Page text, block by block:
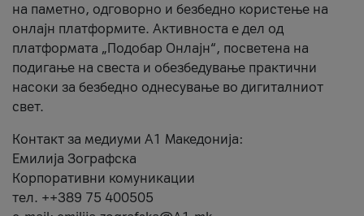
на паметно, одговорно и безбедно користење на
онлајн платформите. Активноста е дел од
платформата „Подобар Онлајн“, посветена на
подигање на свеста и обезбедување практични
насоки за безбедно однесување во дигиталниот
свет.
Контакт за медиуми А1 Македонија:
Емилија Зографска
Корпоративни комуникации
тел. ++389 75 400505